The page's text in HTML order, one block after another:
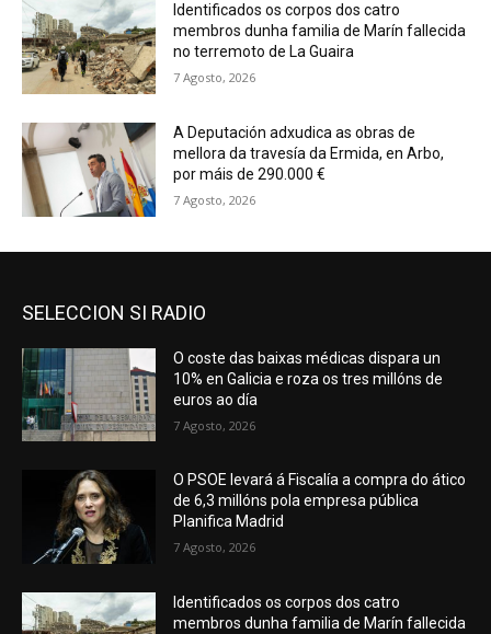
Identificados os corpos dos catro
membros dunha familia de Marín fallecida
no terremoto de La Guaira
7 Agosto, 2026
A Deputación adxudica as obras de
mellora da travesía da Ermida, en Arbo,
por máis de 290.000 €
7 Agosto, 2026
SELECCION SI RADIO
O coste das baixas médicas dispara un
10% en Galicia e roza os tres millóns de
euros ao día
7 Agosto, 2026
O PSOE levará á Fiscalía a compra do ático
de 6,3 millóns pola empresa pública
Planifica Madrid
7 Agosto, 2026
Identificados os corpos dos catro
membros dunha familia de Marín fallecida